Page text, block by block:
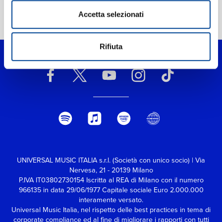
Accetta selezionati
Rifiuta
UNIVERSAL MUSIC ITALIA s.r.l. (Società con unico socio) | Via
Nervesa, 21 - 20139 Milano
P.IVA IT03802730154 Iscritta al REA di Milano con il numero
966135 in data 29/06/1977 Capitale sociale Euro 2.000.000
interamente versato.
Universal Music Italia, nel rispetto delle best practices in tema di
corporate compliance ed al fine di migliorare i rapporti con tutti